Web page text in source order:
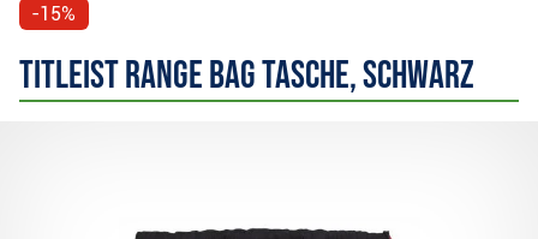
-15%
Titleist Range Bag Tasche, schwarz